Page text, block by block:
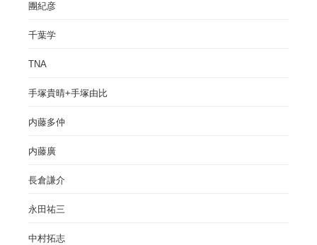
團紀彦
千葉学
TNA
手塚貴晴+手塚由比
内藤多仲
内藤廣
長倉謙介
永田祐三
中村拓志